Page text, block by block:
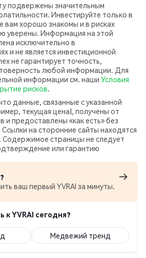
подвержены значительным
Инвестируйте только в
вам хорошо знакомы и в рисках
уверены. Информация на этой
исключительно в
и не является инвестиционной
не гарантирует точность,
любой информации. Для
информации см. наши Условия
рисков.
данные, связанные с указанной
текущая цена), получены от
и предоставлены «как есть» без
на сторонние сайты находятся
Содержимое страницы не следует
или гарантию
ваш первый YVRAI за минуты.
к YVRAI сегодня?
Медвежий тренд